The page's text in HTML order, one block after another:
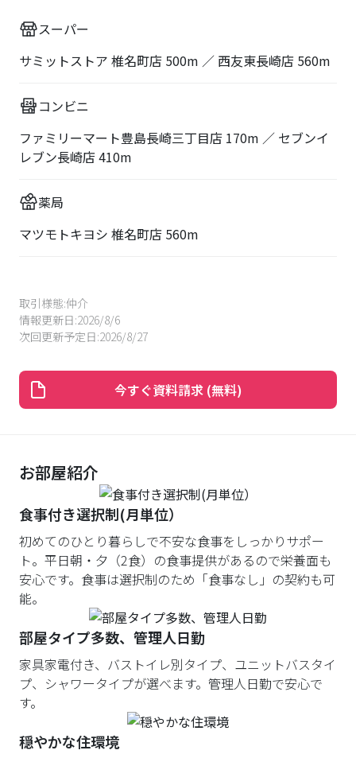
スーパー
サミットストア 椎名町店 500m ／ 西友東長崎店 560m
コンビニ
ファミリーマート豊島長崎三丁目店 170m ／ セブンイ
レブン長崎店 410m
薬局
マツモトキヨシ 椎名町店 560m
取引様態:仲介
情報更新日:2026/8/6
次回更新予定日:2026/8/27
今すぐ資料請求 (無料)
お部屋紹介
食事付き選択制(月単位）
初めてのひとり暮らしで不安な食事をしっかりサポー
ト。平日朝・夕（2食）の食事提供があるので栄養面も
安心です。食事は選択制のため「食事なし」の契約も可
能。
部屋タイプ多数、管理人日勤
家具家電付き、バストイレ別タイプ、ユニットバスタイ
プ、シャワータイプが選べます。管理人日勤で安心で
す。
穏やかな住環境